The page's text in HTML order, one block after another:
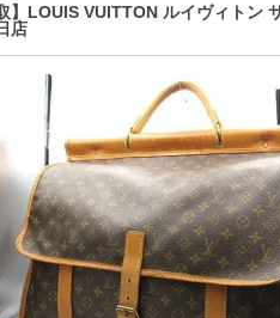
】LOUIS VUITTON ルイヴィトン
店